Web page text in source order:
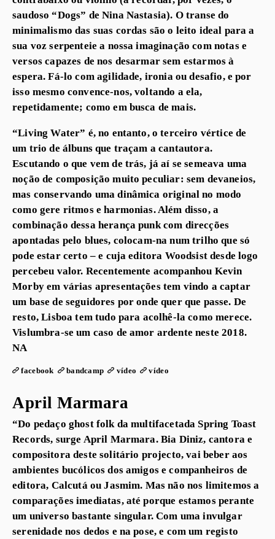
saudoso “Dogs” de Nina Nastasia). O transe do
minimalismo das suas cordas são o leito ideal para a
sua voz serpenteie a nossa imaginação com notas e
versos capazes de nos desarmar sem estarmos à
espera. Fá-lo com agilidade, ironia ou desafio, e por
isso mesmo convence-nos, voltando a ela,
repetidamente; como em busca de mais.
“Living Water” é, no entanto, o terceiro vértice de
um trio de álbuns que traçam a cantautora.
Escutando o que vem de trás, já aí se semeava uma
noção de composição muito peculiar: sem devaneios,
mas conservando uma dinâmica original no modo
como gere ritmos e harmonias. Além disso, a
combinação dessa herança punk com direcções
apontadas pelo blues, colocam-na num trilho que só
pode estar certo – e cuja editora Woodsist desde logo
percebeu valor. Recentemente acompanhou Kevin
Morby em várias apresentações tem vindo a captar
um base de seguidores por onde quer que passe. De
resto, Lisboa tem tudo para acolhê-la como merece.
Vislumbra-se um caso de amor ardente neste 2018.
NA
facebook bandcamp vídeo vídeo
April Marmara
“Do pedaço ghost folk da multifacetada Spring Toast
Records, surge April Marmara. Bia Diniz, cantora e
compositora deste solitário projecto, vai beber aos
ambientes bucólicos dos amigos e companheiros de
editora, Calcutá ou Jasmim. Mas não nos limitemos a
comparações imediatas, até porque estamos perante
um universo bastante singular. Com uma invulgar
serenidade nos dedos e na pose, e com um registo